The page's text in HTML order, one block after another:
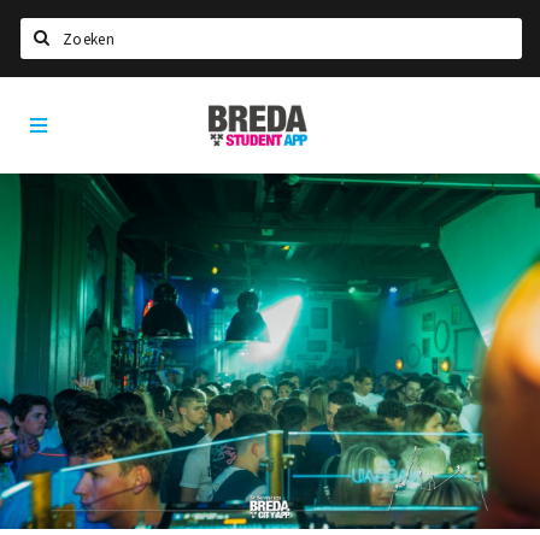
HOME
STUDEREN
Voel je thuis in Breda | GoodMood
Welkom in Breda
Studentenverenigingen
Studentenraad
Studentenroutes
New in town? Check FAQ!
WONEN
Breda
Student